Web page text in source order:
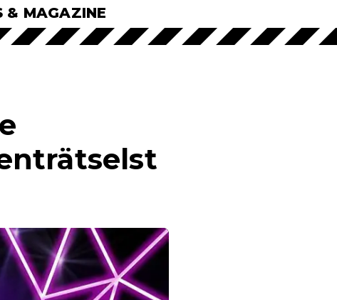
& MAGAZINE